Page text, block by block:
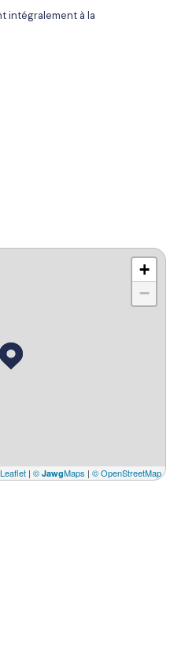
intégralement à la
+
−
Leaflet | © JawgMaps | © OpenStreetMap